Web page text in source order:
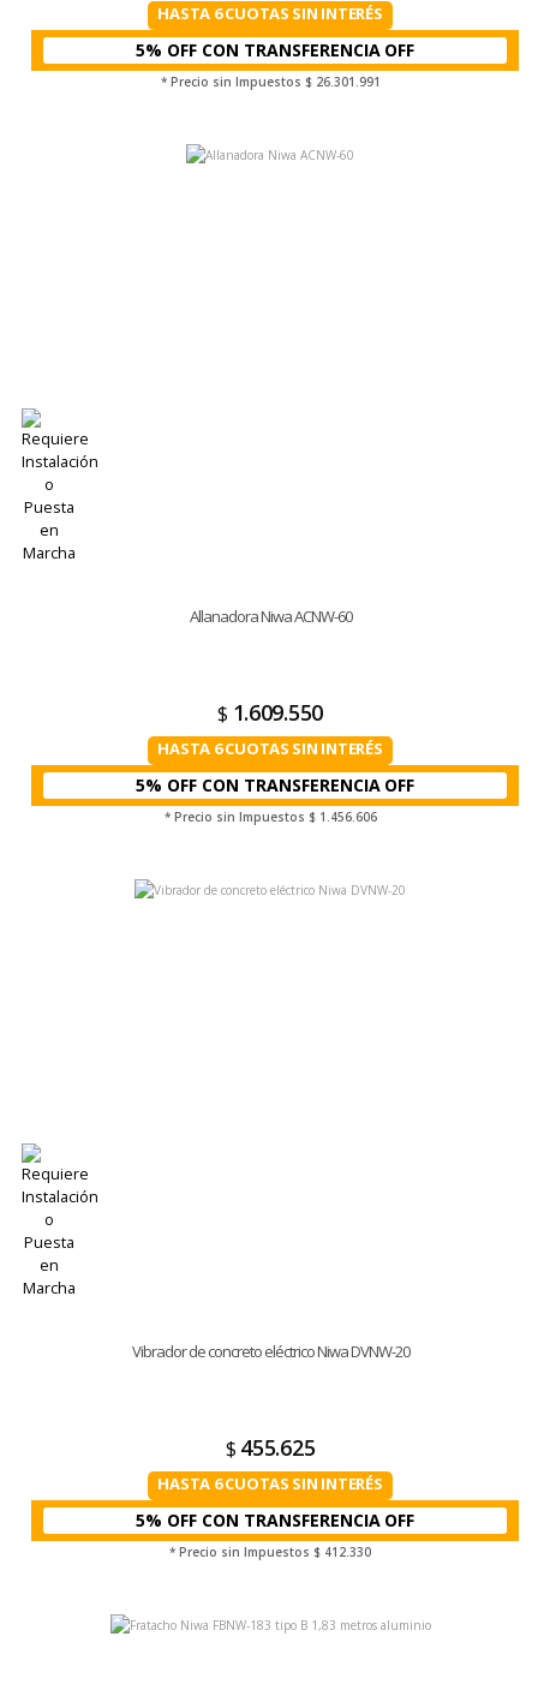
HASTA 6 CUOTAS SIN INTERÉS
5% OFF CON TRANSFERENCIA
* Precio sin Impuestos $ 26.301.991
Allanadora Niwa ACNW-60
$ 1.609.550
HASTA 6 CUOTAS SIN INTERÉS
5% OFF CON TRANSFERENCIA
* Precio sin Impuestos $ 1.456.606
Vibrador de concreto eléctrico Niwa DVNW-20
$ 455.625
HASTA 6 CUOTAS SIN INTERÉS
5% OFF CON TRANSFERENCIA
* Precio sin Impuestos $ 412.330